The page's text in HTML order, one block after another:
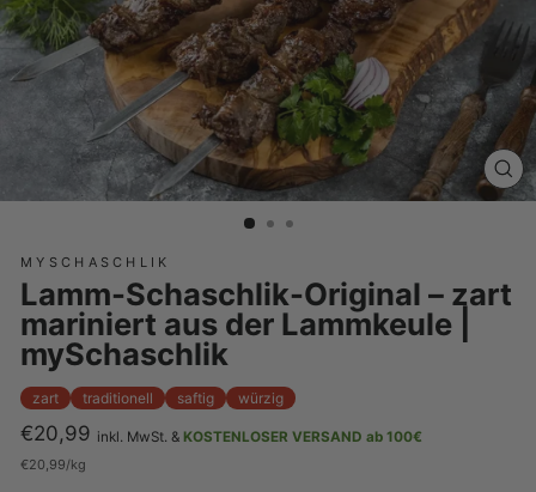
MYSCHASCHLIK
Lamm-Schaschlik-Original – zart
mariniert aus der Lammkeule |
mySchaschlik
zart traditionell saftig würzig
Preis
€20,99 inkl. MwSt. & KOSTENLOSER VERSAND ab 100€
€20,99/kg